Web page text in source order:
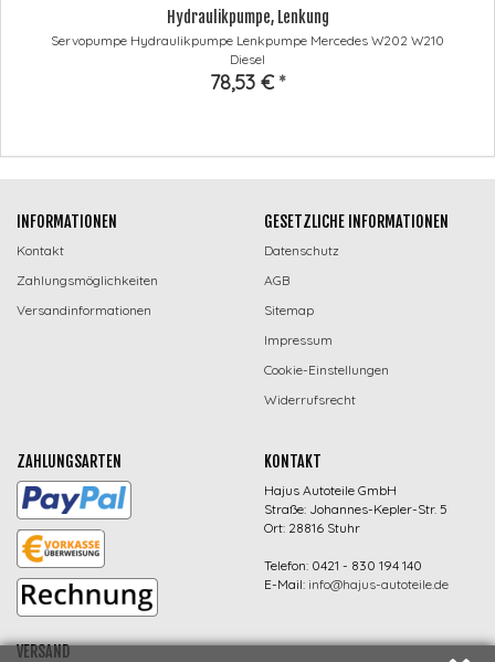
Hydraulikpumpe, Lenkung
Servopumpe Hydraulikpumpe Lenkpumpe Mercedes W202 W210
Diesel
78,53 € *
INFORMATIONEN
Kontakt
Zahlungsmöglichkeiten
Versandinformationen
GESETZLICHE INFORMATIONEN
Datenschutz
AGB
Sitemap
Impressum
Cookie-Einstellungen
Widerrufsrecht
ZAHLUNGSARTEN
VERSAND
KONTAKT
Hajus Autoteile GmbH
Straße: Johannes-Kepler-Str. 5
Ort: 28816 Stuhr
Telefon: 0421 - 830 194 140
E-Mail: info@hajus-autoteile.de